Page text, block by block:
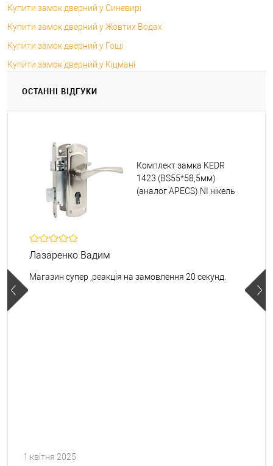
Купити замок дверний у Синевирі
Купити замок дверний у Жовтих Водах
Купити замок дверний у Гощі
Купити замок дверний у Кіцмані
ОСТАННІ ВІДГУКИ
Комплект замка KEDR
1423 (BS55*58,5мм)
(аналог APECS) NI нікель
Лазаренко Вадим
Магазин супер ,реакція на замовлення 20 секунд.
1 квітня 2025